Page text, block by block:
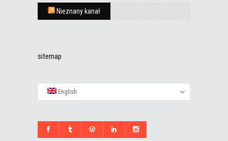
Nieznany kanał
sitemap
English